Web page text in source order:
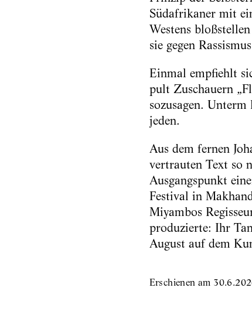
Südafrikaner mit
Westens
sie gegen
Einmal empfiehlt
pult Zuschauern
sozusagen.
jeden.
Aus dem fernen
vertrauten Text so
Ausgangspunkt
Festival in
Miyambos
produzierte: Ihr
August auf dem
Erschienen am